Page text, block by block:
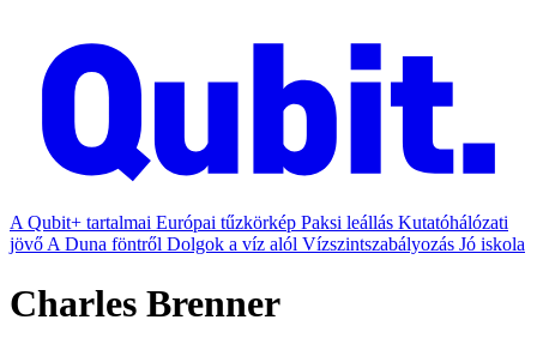
A Qubit+ tartalmai Európai tűzkörkép Paksi leállás Kutatóhálózati
jövő A Duna föntről Dolgok a víz alól Vízszintszabályozás Jó iskola
Charles Brenner